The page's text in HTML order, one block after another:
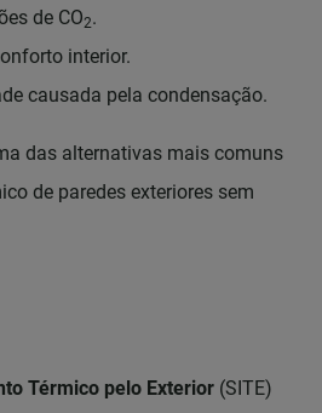
de CO2.
interior.
causada pela condensação.
das alternativas mais comuns
de paredes exteriores sem
Térmico pelo Exterior (SITE)